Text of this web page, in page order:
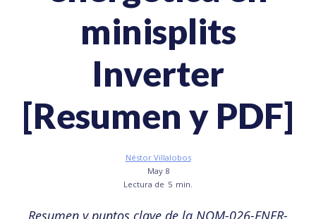
minisplits
Inverter
[Resumen y PDF]
Néstor Villalobos
May 8
Lectura de 5 min.
Resumen y puntos clave de la NOM-026-ENER-